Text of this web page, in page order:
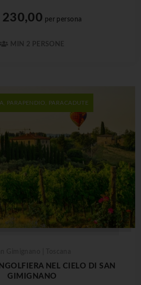
230,00 per persona
MIN 2 PERSONE
PARAPENDIO, PARACADUTE
NEL CIELO DI SAN
GIMIGNANO